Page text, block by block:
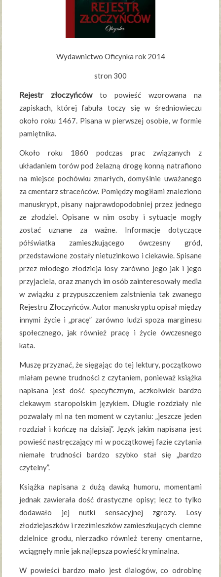
Wydawnictwo Oficynka rok 2014
stron 300
Rejestr złoczyńcówto powieść wzorowana na
zapiskach, której fabuła toczy się w średniowieczu
około roku 1467. Pisana w pierwszej osobie, w formie
pamiętnika.
Około roku 1860 podczas prac związanych z
układaniem torów pod żelazną drogę konną natrafiono
na miejsce pochówku zmarłych, domyślnie uważanego
za cmentarz straceńców. Pomiędzy mogiłami znaleziono
manuskrypt, pisany najprawdopodobniej przez jednego
ze złodziei. Opisane w nim osoby i sytuacje mogły
zostać uznane za ważne. Informacje dotyczące
półświatka zamieszkującego ówczesny gród,
przedstawione zostały nietuzinkowo i ciekawie. Spisane
przez młodego złodzieja losy zarówno jego jak i jego
przyjaciela, oraz znanych im osób zainteresowały media
w związku z przypuszczeniem zaistnienia tak zwanego
Rejestru Złoczyńców. Autor manuskryptu opisał między
innymi życie i „pracę” zarówno ludzi spoza marginesu
społecznego, jak również pracę i życie ówczesnego
kata.
Muszę przyznać, że sięgając do tej lektury, początkowo
miałam pewne trudności z czytaniem, ponieważ książka
napisana jest dość specyficznym, aczkolwiek bardzo
ciekawym staropolskim językiem. Długie rozdziały nie
pozwalały mi na ten moment w czytaniu: „jeszcze jeden
rozdział i kończę na dzisiaj”. Język jakim napisana jest
powieść nastręczający mi w początkowej fazie czytania
niemałe trudności bardzo szybko stał się „bardzo
czytelny”.
Książka napisana z dużą dawką humoru, momentami
jednak zawierała dość drastyczne opisy; lecz to tylko
dodawało jej nutki sensacyjnej zgrozy. Losy
złodziejaszków i rzezimieszków zamieszkujących ciemne
dzielnice grodu, nierzadko również tereny cmentarne,
wciągnęły mnie jak najlepsza powieść kryminalna.
W powieści bardzo mało jest dialogów, co odrobinę